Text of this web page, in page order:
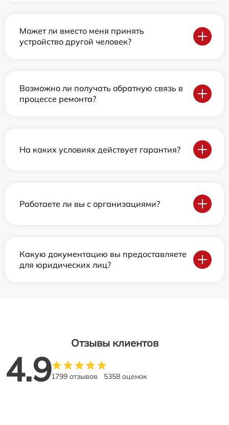
Может ли вместо меня принять
устройство другой человек?
Возможно ли получать обратную связь в
процессе ремонта?
На каких условиях действует гарантия?
Работаете ли вы с организациями?
Какую документацию вы предоставляете
для юридических лиц?
Отзывы клиентов
4.91799 отзывов 5358 оценок